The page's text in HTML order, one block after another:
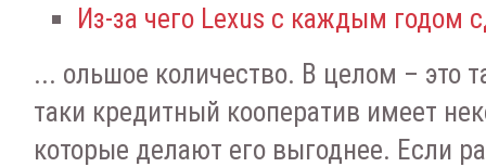
Из-за чего Lexus с каждым годом
... ольшое количество. В целом – это
таки кредитный кооператив имеет
которые делают его выгоднее. Если